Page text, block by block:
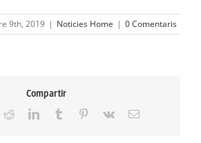
9th, 2019 | Noticies Home | 0 Comentaris
Compartir
RedditLinkedInTumblr Pinterest
Vk Email: